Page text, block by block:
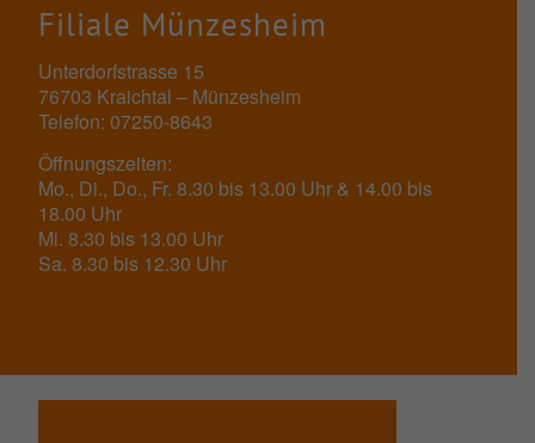
Filiale Münzesheim
Unterdorfstrasse 15
76703 Kraichtal – Münzesheim
Telefon: 07250-8643
Öffnungszeiten:
Mo., Di., Do., Fr. 8.30 bis 13.00 Uhr & 14.00 bis
18.00 Uhr
Mi. 8.30 bis 13.00 Uhr
Sa. 8.30 bis 12.30 Uhr